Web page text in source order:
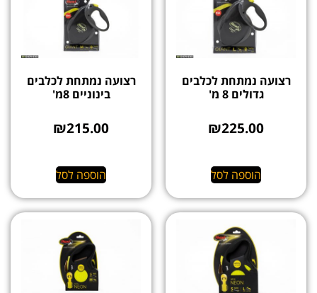
רצועה נמתחת לכלבים
גדולים 8 מ'
₪225.00
הוספה לסל
רצועה נמתחת לכלבים
בינוניים 8מ'
₪215.00
הוספה לסל